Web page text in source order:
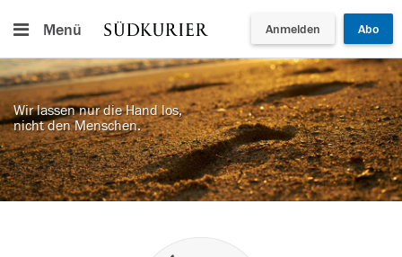
Menü Anmelden Abo
Wir lassen nur die Hand los,
nicht den Menschen.